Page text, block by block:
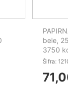
bele,
3750
Šifra: